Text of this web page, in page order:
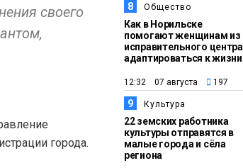
своего
города.
8 Общество
Как в Норильске
помогают женщинам из
исправительного центра
адаптироваться к жизни
12:32 07 августа 197
9 Культура
22 земских работника
культуры отправятся в
малые города и сёла
региона